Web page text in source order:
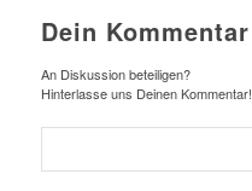
Dein Kommentar
An Diskussion beteiligen?
Hinterlasse uns Deinen Kommentar!